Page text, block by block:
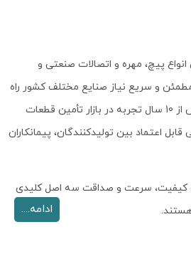
پیچ، مهره و اتصالات صنعتی و
و سریع نیاز صنایع مختلف کشور راه
اندازی شده است. ما با بیش از 10 سال تجربه در بازار تأمین قطعات
اعتماد بین تولیدکنندگان، پیمانکاران
که کیفیت، سرعت و صداقت سه اصل کلیدی
ادامه....